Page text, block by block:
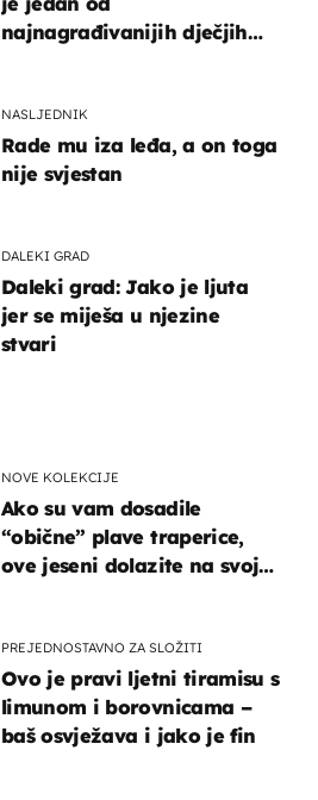
najnagrađivanijih dječjih
NASLJEDNIK
Rade mu iza leđa, a on toga
nije svjestan
DALEKI GRAD
Daleki grad: Jako je ljuta
jer se miješa u njezine
stvari
NOVE KOLEKCIJE
Ako su vam dosadile
“obične” plave traperice,
ove jeseni dolazite na svoje
PREJEDNOSTAVNO ZA SLOŽITI
Ovo je pravi ljetni tiramisu s
limunom i borovnicama –
baš osvježava i jako je fin